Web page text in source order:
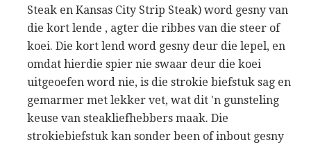
Steak en Kansas City Strip Steak) word gesny van
die kort lende , agter die ribbes van die steer of
koei. Die kort lend word gesny deur die lepel, en
omdat hierdie spier nie swaar deur die koei
uitgeoefen word nie, is die strokie biefstuk sag en
gemarmer met lekker vet, wat dit 'n gunsteling
keuse van steakliefhebbers maak. Die
strokiebiefstuk kan sonder been of inbout gesny